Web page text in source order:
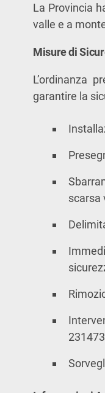
La Provincia
valle e a
Misure di
L’ordinanza
garantire la
scarsa